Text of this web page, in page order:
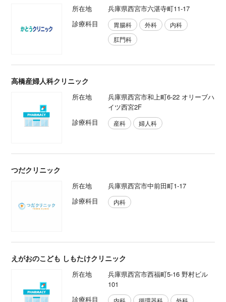
所在地
兵庫県西宮市六湛寺町11-17
診療科目
胃腸科 外科
内科
肛門科
高橋産婦人科クリニック
所在地
兵庫県西宮市和上町6-22 オリーブハ
イツ西宮2F
診療科目
産科 婦人科
つだクリニック
所在地
兵庫県西宮市中前田町1-17
診療科目
内科
えがおのこども しもたけクリニック
所在地
兵庫県西宮市西福町5-16 野村ビル
101
診療科目